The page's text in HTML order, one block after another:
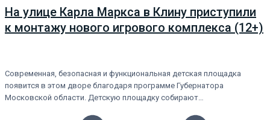
На улице Карла Маркса в Клину приступили
к монтажу нового игрового комплекса (12+)
Современная, безопасная и функциональная детская площадка
появится в этом дворе благодаря программе Губернатора
Московской области. Детскую площадку собирают…